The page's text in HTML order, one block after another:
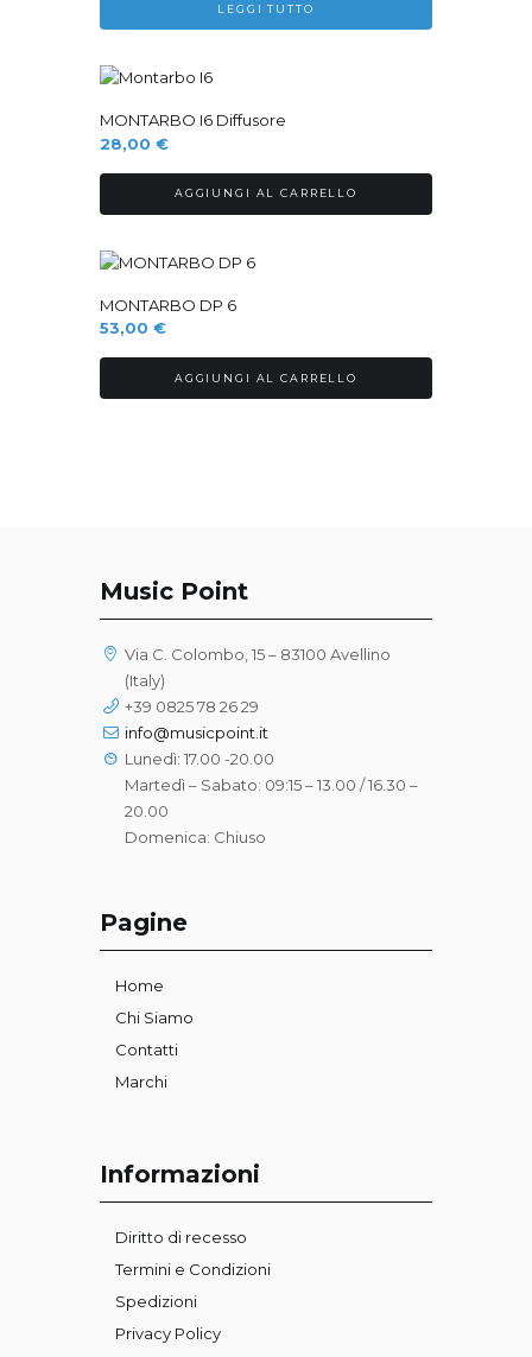
LEGGI TUTTO
MONTARBO I6 Diffusore
28,00 €
AGGIUNGI AL CARRELLO
MONTARBO DP 6
53,00 €
AGGIUNGI AL CARRELLO
Music Point
Via C. Colombo, 15 – 83100 Avellino
(Italy)
+39 0825 78 26 29
info@musicpoint.it
Lunedì: 17.00 -20.00
Martedì – Sabato: 09:15 – 13.00 / 16.30 –
20.00
Domenica: Chiuso
Pagine
Home
Chi Siamo
Contatti
Marchi
Informazioni
Diritto di recesso
Termini e Condizioni
Spedizioni
Privacy Policy